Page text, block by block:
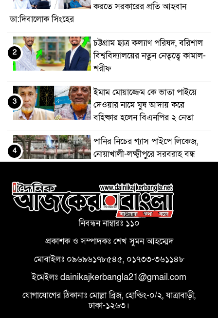
করতে সরকারের প্রতি আহবান
ডা:দিবালোক সিংহের
চট্টগ্রাম ছাত্র কল্যাণ পরিষদ, বরিশাল
বিশ্ববিদ্যালয়ের নতুন নেতৃত্বে কামাল-
শরীফ
2
ইমাম মোয়াজ্জেম কে ভাতা পাইয়ে
দেওয়ার নামে ঘুষ আদায় করে
বহিষ্কার হলেন বিএনপির ২ নেতা
3
পানির নিচের গ্যাস পাইপে লিকেজ,
নোয়াখালী-লক্ষ্মীপুরে সরবরাহ বন্ধ
4
মধুপুরে আন্তর্জাতিক আদিবাসী দিবসে
র‍্যালি ও আলোচনা সভা
5
চন্দনাইশে ‘মানবতার ফেরিওয়ালা’র
প্রধান কার্যালয় উদ্বোধন: সেলাই
রূপগঞ্জে পূবালী ব্যাংক ক্রেডিট কার্ড ও
ব্যাংকিং প্রডাক্ট সেলস ক্যাম্পেইন
অনুষ্ঠিত
নিবন্ধন নাম্বারঃ ১১০
প্রকাশক ও সম্পাদকঃ শেখ সুমন আহম্মেদ
মোবাইলঃ ০৯৬৯৬১৭৮৫৪৫, ০১৭৩৩-৩৬১১৪৮
ইমেইলঃ dainikajkerbangla21@gmail.com
যোগাযোগের ঠিকানাঃ মোল্লা ব্রিজ, হোল্ডিং-০/২, যাত্রাবাড়ী,
ঢাকা-১২৬৩।